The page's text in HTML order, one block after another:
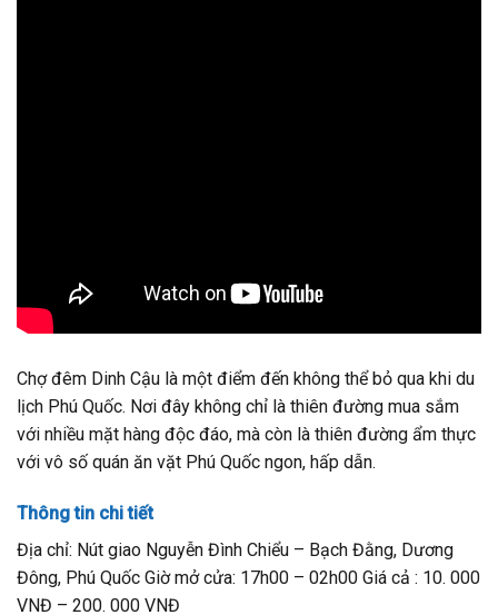
Chợ đêm Dinh Cậu là một điểm đến không thể bỏ qua khi du
lịch Phú Quốc. Nơi đây không chỉ là thiên đường mua sắm
với nhiều mặt hàng độc đáo, mà còn là thiên đường ẩm thực
với vô số quán ăn vặt Phú Quốc ngon, hấp dẫn.
Thông tin chi tiết
Địa chỉ: Nút giao Nguyễn Đình Chiểu – Bạch Đằng, Dương
Đông, Phú Quốc Giờ mở cửa: 17h00 – 02h00 Giá cả : 10. 000
VNĐ – 200. 000 VNĐ